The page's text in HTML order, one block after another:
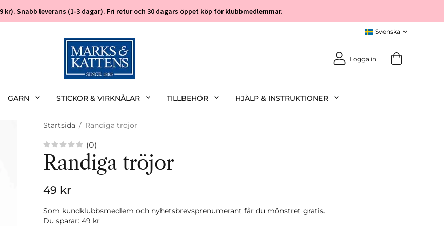
kr). Snabb leverans (1-3 dagar). Fri retur och 30 dagars öppet köp för klubbmedlemmar.
Logga in
GARN STICKOR & VIRKNÅLAR TILLBEHÖR HJÄLP & INSTRUKTIONER
Startsida / Randiga tröjor
(0)
Randiga tröjor
49 kr
Som kundklubbsmedlem och nyhetsbrevsprenumerant får du mönstret gratis.
Du sparar: 49 kr